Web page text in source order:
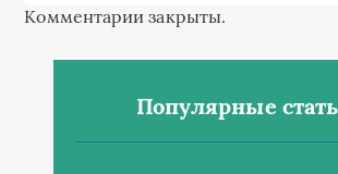
Комментарии закрыты.
Популярные